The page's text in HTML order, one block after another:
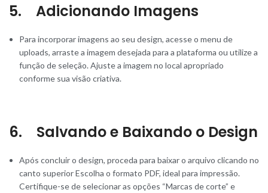
5. Adicionando Imagens
Para incorporar imagens ao seu design, acesse o menu de
uploads, arraste a imagem desejada para a plataforma ou utilize a
função de seleção. Ajuste a imagem no local apropriado
conforme sua visão criativa.
6. Salvando e Baixando o Design
Após concluir o design, proceda para baixar o arquivo clicando no
canto superior Escolha o formato PDF, ideal para impressão.
Certifique-se de selecionar as opções “Marcas de corte” e